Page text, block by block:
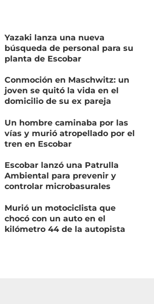
Yazaki lanza una nueva
búsqueda de personal para su
planta de Escobar
Conmoción en Maschwitz: un
joven se quitó la vida en el
domicilio de su ex pareja
Un hombre caminaba por las
vías y murió atropellado por el
tren en Escobar
Escobar lanzó una Patrulla
Ambiental para prevenir y
controlar microbasurales
Murió un motociclista que
chocó con un auto en el
kilómetro 44 de la autopista